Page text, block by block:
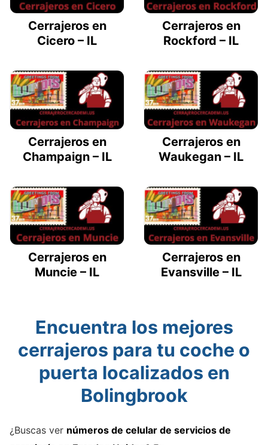
Cerrajeros en
Cicero – IL
Cerrajeros en
Rockford – IL
Cerrajeros en
Champaign – IL
Cerrajeros en
Waukegan – IL
Cerrajeros en
Muncie – IL
Cerrajeros en
Evansville – IL
Encuentra los mejores
cerrajeros para tu coche o
puerta localizados en
Bolingbrook
¿Buscas ver números de celular de servicios de